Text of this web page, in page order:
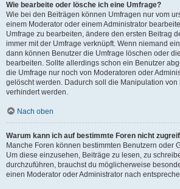
Wie bearbeite oder lösche ich eine Umfrage?
Wie bei den Beiträgen können Umfragen nur vom
einem Moderator oder einem Administrator
Umfrage zu bearbeiten, ändere den ersten Beitrag
immer mit der Umfrage verknüpft. Wenn niemand
dann können Benutzer die Umfrage löschen oder
bearbeiten. Sollte allerdings schon ein Benutzer
die Umfrage nur noch von Moderatoren oder
gelöscht werden. Dadurch soll die Manipulation von
verhindert werden.
Nach oben
Warum kann ich auf bestimmte Foren nicht
Manche Foren können bestimmten Benutzern oder
Um diese einzusehen, Beiträge zu lesen, zu
durchzuführen, brauchst du möglicherweise
einen Moderator oder Administrator nach